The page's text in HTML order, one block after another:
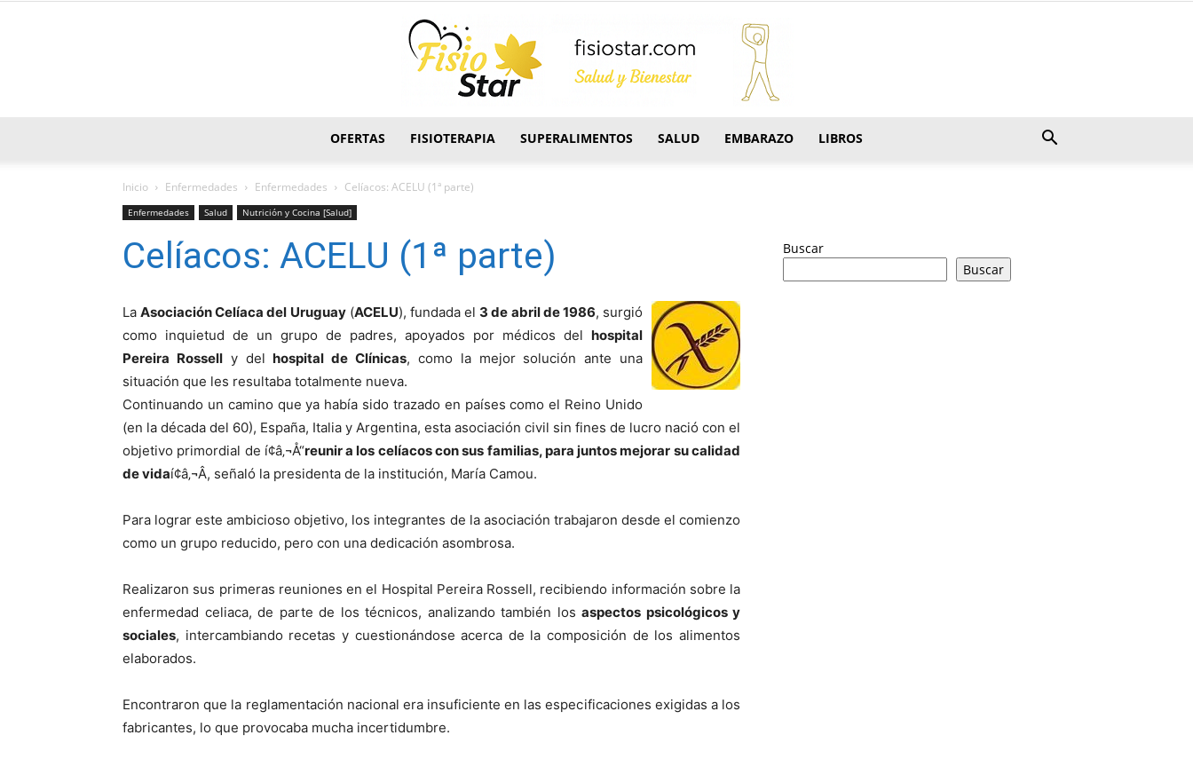
OFERTAS FISIOTERAPIA SUPERALIMENTOS SALUD EMBARAZO LIBROS
Inicio Enfermedades Enfermedades Celí­acos: ACELU (1ª parte)
Enfermedades Salud Nutrición y Cocina [Salud]
Celí­acos: ACELU (1ª parte)
LaAsociación Celí­aca del Uruguay(ACELU), fundada el 3 de abril de 1986, surgió
como inquietud de un grupo de padres, apoyados por médicos del hospital
Pereira Rosselly delhospital de Clí­nicas, como la mejor solución ante una
situación que les resultaba totalmente nueva.
Continuando un camino que ya habí­a sido trazado en paí­ses como el Reino Unido
(en la década del 60), España, Italia y Argentina, esta asociación civil sin fines de lucro nació con el
objetivo primordial de í¢â‚¬Å“reunir a los celí­acos con sus familias, para juntos mejorar su calidad
de vidaí¢â‚¬Â, señaló la presidenta de la institución, Marí­a Camou.
Para lograr este ambicioso objetivo, los integrantes de la asociación trabajaron desde el comienzo
como un grupo reducido, pero con una dedicación asombrosa.
Realizaron sus primeras reuniones en el Hospital Pereira Rossell, recibiendo información sobre la
enfermedad celiaca, de parte de los técnicos, analizando también los aspectos psicológicos y
sociales, intercambiando recetas y cuestionándose acerca de la composición de los alimentos
elaborados.
Encontraron que la reglamentación nacional era insuficiente en las especificaciones exigidas a los
fabricantes, lo que provocaba mucha incertidumbre.
Buscar
Buscar